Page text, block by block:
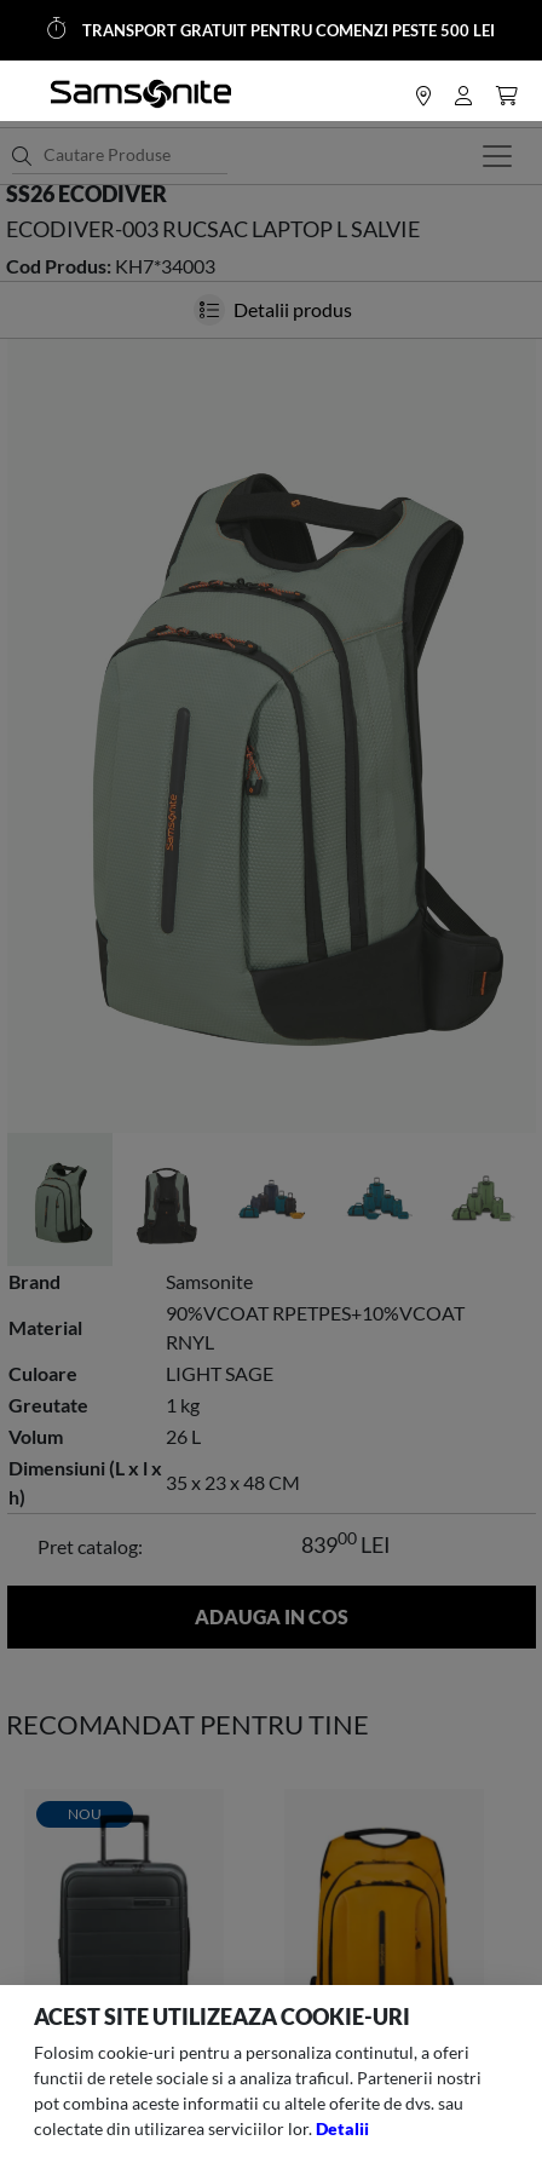
ACEST SITE UTILIZEAZA COOKIE-URI
Folosim cookie-uri pentru a personaliza continutul, a oferi
functii de retele sociale si a analiza traficul. Partenerii nostri
pot combina aceste informatii cu altele oferite de dvs. sau
colectate din utilizarea serviciilor lor.Detalii
TRANSPORT GRATUIT PENTRU COMENZI PESTE 500 LEI
<HOME Back to business
SS26 ECODIVER
ECODIVER-003 RUCSAC LAPTOP L SALVIE
Cod Produs: KH7*34003
Detalii produs
Brand
Samsonite
Material
90%VCOAT RPETPES+10%VCOAT
RNYL
Culoare
LIGHT SAGE
Greutate
1 kg
Volum
26 L
Dimensiuni (L x l x
h)
35 x 23 x 48 CM
Pret catalog: 83900 LEI
RECOMANDAT PENTRU TINE
NOU
NEOPOD ECODIVER